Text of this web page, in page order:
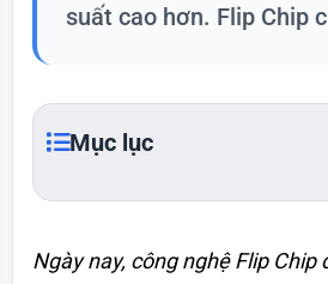
suất cao hơn. Flip Chip
Mục lục
Ngày nay, công nghệ Flip Chip